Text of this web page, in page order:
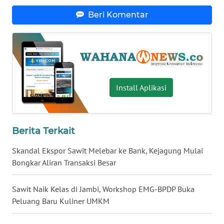
Beri Komentar
Install Aplikasi
Berita Terkait
Skandal Ekspor Sawit Melebar ke Bank, Kejagung Mulai
Bongkar Aliran Transaksi Besar
Sawit Naik Kelas di Jambi, Workshop EMG-BPDP Buka
Peluang Baru Kuliner UMKM
BABEL
WN
SUMBAR
WN
SUMSEL
WN
BENGKULU
WN
LAMPUNG
WN